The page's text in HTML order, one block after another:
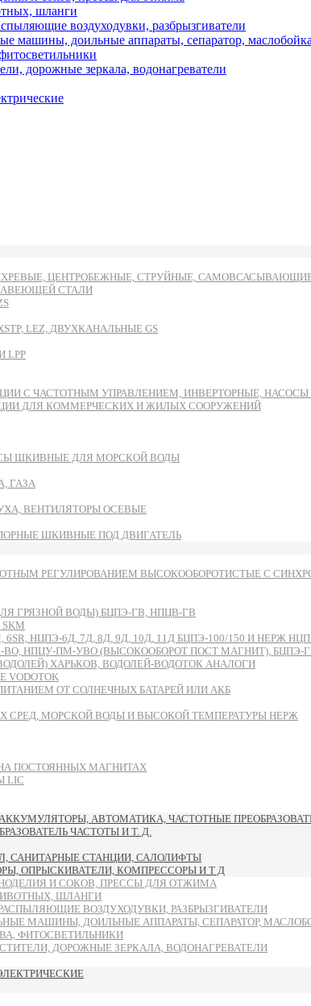
шланги
воздуходувки, разбрызгиватели
доильные аппараты, сепаратор, маслобойка
дорожные зеркала, водонагреватели
ЦЕНТРОБЕЖНЫЕ, СТРУЙНЫЕ, САМОВСАСЫВАЮЩИЕ
СТАЛИ
LEZ, ДВУХКАНАЛЬНЫЕ GS
LPP
С ЧАСТОТНЫМ УПРАВЛЕНИЕМ, ИНВЕРТОРНЫЕ,
ДЛЯ КОММЕРЧЕСКИХ И ЖИЛЫХ СООРУЖЕНИЙ
ШКИВНЫЕ ДЛЯ МОРСКОЙ ВОДЫ
ГАЗА
ВЕНТИЛЯТОРЫ ОСЕВЫЕ
ШКИВНЫЕ ПОД ДВИГАТЕЛЬ
РЕГУЛИРОВАНИЕМ ВЫСОКООБОРОТИСТЫЕ С
ГРЯЗНОЙ ВОДЫ) БЦПЭ-ГВ, НПЦВ-ГВ
НЦПЭ-6Д, 7Д, 8Д, 9Д, 10Д, 11Д БЦПЭ-100/150 И НЕРЖ
НПЦУ-ПМ-УВО (ВЫСОКООБОРОТ ПОСТ МАГНИТ), БЦПЭ-
ХАРЬКОВ, ВОДОЛЕЙ-ВОДОТОК АНАЛОГИ
ОТ СОЛНЕЧНЫХ БАТАРЕЙ ИЛИ АКБ
МОРСКОЙ ВОДЫ И ВЫСОКОЙ ТЕМПЕРАТУРЫ НЕРЖ
ПОСТОЯННЫХ МАГНИТАХ
LIC
АВТОМАТИКА, ЧАСТОТНЫЕ
ЧАСТОТЫ И Т. Д.
САНИТАРНЫЕ СТАНЦИИ, САЛОЛИФТЫ
ОПРЫСКИВАТЕЛИ, КОМПРЕССОРЫ И Т Д
И СОКОВ, ПРЕССЫ ДЛЯ ОТЖИМА
ШЛАНГИ
ВОЗДУХОДУВКИ, РАЗБРЫЗГИВАТЕЛИ
МАШИНЫ, ДОИЛЬНЫЕ АППАРАТЫ, СЕПАРАТОР,
ФИТОСВЕТИЛЬНИКИ
ДОРОЖНЫЕ ЗЕРКАЛА, ВОДОНАГРЕВАТЕЛИ